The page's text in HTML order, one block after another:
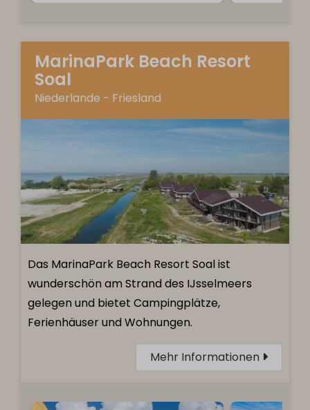
MarinaPark Beach Resort
Soal
Niederlande - Friesland
Das MarinaPark Beach Resort Soal ist
wunderschön am Strand des IJsselmeers
gelegen und bietet Campingplätze,
Ferienhäuser und Wohnungen.
Mehr Informationen